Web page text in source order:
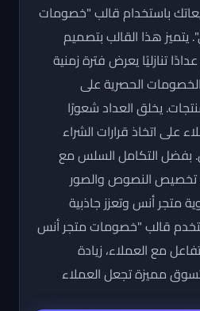
باستخدام قالب "خصومات
يتميز هذا القالب بتصميم
تنازليًا يعرض فترة زمنية
الحصرية على
يخلق العداد شعورًا
على اتخاذ قرارات الشراء
بفضل التكامل السلس مع
تخصيص النصوص والصور
متجر أنس وتعزز جاذبية
قالب "خصومات متجر أنس
مع العملاء، زيادة
تسوق مميزة تجعل العملاء